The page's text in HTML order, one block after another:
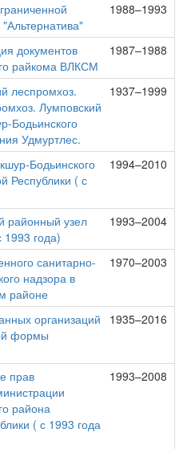
1988–1993
документов
райкома ВЛКСМ
1987–1988
леспромхоз.
Лумповский
Бодьинского
Удмуртлес.
1937–1999
Бодьинского
Республики ( с
1994–2010
районный узел
1993 года)
1993–2004
санитарно-
надзора в
районе
1970–2003
организаций
формы
1935–2016
прав
района
( с 1993 года
1993–2008